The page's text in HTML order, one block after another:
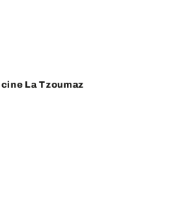
La Tzoumaz